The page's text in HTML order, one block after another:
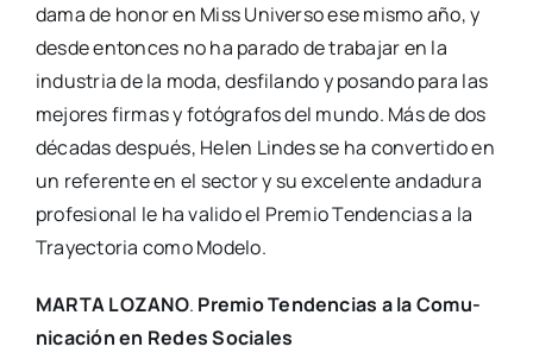
dama de honor en Miss Uni­ver­so ese mis­mo año, y
des­de enton­ces no ha para­do de tra­ba­jar en la
indus­tria de la moda, des­fi­lan­do y posan­do para las
mejo­res fir­mas y fotó­gra­fos del mun­do. Más de dos
déca­das des­pués, Helen Lin­des se ha con­ver­ti­do en
un refe­ren­te en el sec­tor y su exce­len­te anda­du­ra
pro­fe­sio­nal le ha vali­do el Pre­mio Ten­den­cias a la
Tra­yec­to­ria como Mode­lo.
MARTA LOZANO. Pre­mio Ten­den­cias a la Comu­
ni­ca­ción en Redes Socia­les